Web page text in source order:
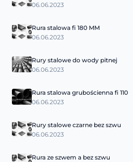
06.06.2023
Rura stalowa fi 180 MM
06.06.2023
Rury stalowe do wody pitnej
06.06.2023
Rura stalowa grubościenna fi 110
06.06.2023
Rury stalowe czarne bez szwu
06.06.2023
Rura ze szwem a bez szwu